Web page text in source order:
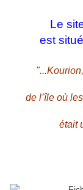
Le
est
de l’île où
était